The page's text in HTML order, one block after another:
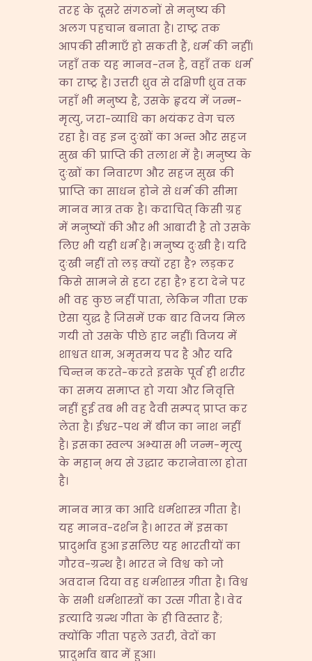
तरह के दूसरे संगठनों से मनुष्य की
अलग पहचान बनाता है। राष्ट्र तक
आपकी सीमाएँ हो सकती हैं, धर्म की नहीं।
जहाँ तक यह मानव-तन है, वहाँ तक धर्म
का राष्ट्र है। उत्तरी ध्रुव से दक्षिणी ध्रुव तक
जहाँ भी मनुष्य है, उसके हृदय में जन्म-
मृत्यु, जरा-व्याधि का भयंकर वेग चल
रहा है। वह इन दुःखों का अन्त और सहज
सुख की प्राप्ति की तलाश में है। मनुष्य के
दुःखों का निवारण और सहज सुख की
प्राप्ति का साधन होने से धर्म की सीमा
मानव मात्र तक है। कदाचित् किसी ग्रह
में मनुष्यों की और भी आबादी है तो उसके
लिए भी यही धर्म है। मनुष्य दुःखी है। यदि
दुःखी नहीं तो लड़ क्यों रहा है? लड़कर
किसे सामने से हटा रहा है? हटा देने पर
भी वह कुछ नहीं पाता, लेकिन गीता एक
ऐसा युद्ध है जिसमें एक बार विजय मिल
गयी तो उसके पीछे हार नहीं। विजय में
शाश्वत धाम, अमृतमय पद है और यदि
चिन्तन करते-करते इसके पूर्व ही शरीर
का समय समाप्त हो गया और निवृत्ति
नहीं हुई तब भी वह दैवी सम्पद् प्राप्त कर
लेता है। ईश्वर-पथ में बीज का नाश नहीं
है। इसका स्वल्प अभ्यास भी जन्म-मृत्यु
के महान् भय से उद्धार करानेवाला होता
है।
मानव मात्र का आदि धर्मशास्त्र गीता है।
यह मानव-दर्शन है। भारत में इसका
प्रादुर्भाव हुआ इसलिए यह भारतीयों का
गौरव-ग्रन्थ है। भारत ने विश्व को जो
अवदान दिया वह धर्मशास्त्र गीता है। विश्व
के सभी धर्मशास्त्रों का उत्स गीता है। वेद
इत्यादि ग्रन्थ गीता के ही विस्तार हैं;
क्योंकि गीता पहले उतरी, वेदों का
प्रादुर्भाव बाद में हुआ।